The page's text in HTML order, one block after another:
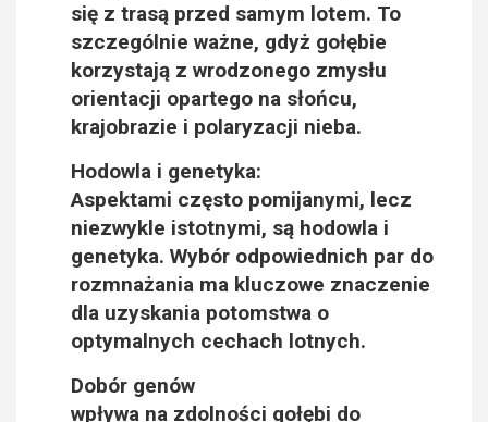
się z trasą przed samym lotem. To
szczególnie ważne, gdyż gołębie
korzystają z wrodzonego zmysłu
orientacji opartego na słońcu,
krajobrazie i polaryzacji nieba.
Hodowla i genetyka:
Aspektami często pomijanymi, lecz
niezwykle istotnymi, są hodowla i
genetyka. Wybór odpowiednich par do
rozmnażania ma kluczowe znaczenie
dla uzyskania potomstwa o
optymalnych cechach lotnych.
Dobór genów
wpływa na zdolności gołębi do